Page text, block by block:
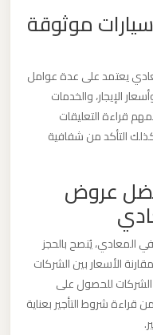
موثوقة
يعتمد على عدة عوامل
الإيجار، والخدمات
قراءة التعليقات
وكذلك التأكد من شفافية
عروض
المعادي، يُنصح بالحجز
الأسعار بين الشركات
للحصول على
قراءة شروط التأجير بعناية